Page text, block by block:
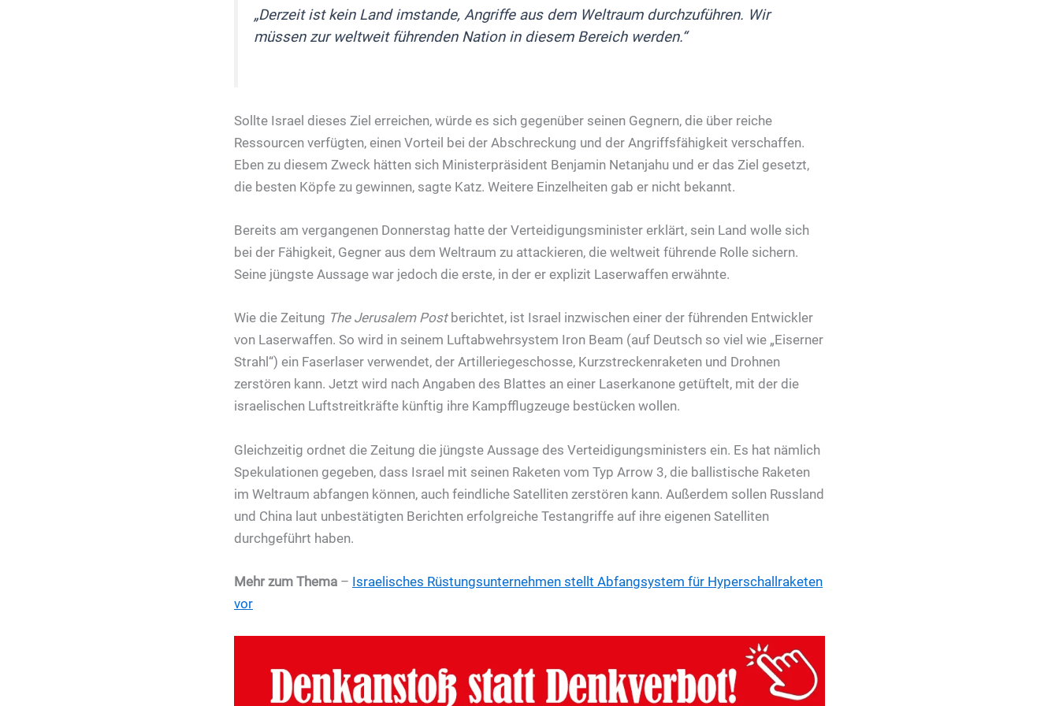
„Derzeit ist kein Land imstande, Angriffe aus dem Weltraum durchzuführen. Wir
müssen zur weltweit führenden Nation in diesem Bereich werden.“
Sollte Israel dieses Ziel erreichen, würde es sich gegenüber seinen Gegnern, die über reiche
Ressourcen verfügten, einen Vorteil bei der Abschreckung und der Angriffsfähigkeit verschaffen.
Eben zu diesem Zweck hätten sich Ministerpräsident Benjamin Netanjahu und er das Ziel gesetzt,
die besten Köpfe zu gewinnen, sagte Katz. Weitere Einzelheiten gab er nicht bekannt.
Bereits am vergangenen Donnerstag hatte der Verteidigungsminister erklärt, sein Land wolle sich
bei der Fähigkeit, Gegner aus dem Weltraum zu attackieren, die weltweit führende Rolle sichern.
Seine jüngste Aussage war jedoch die erste, in der er explizit Laserwaffen erwähnte.
Wie die Zeitung The Jerusalem Postberichtet, ist Israel inzwischen einer der führenden Entwickler
von Laserwaffen. So wird in seinem Luftabwehrsystem Iron Beam (auf Deutsch so viel wie „Eiserner
Strahl“) ein Faserlaser verwendet, der Artilleriegeschosse, Kurzstreckenraketen und Drohnen
zerstören kann. Jetzt wird nach Angaben des Blattes an einer Laserkanone getüftelt, mit der die
israelischen Luftstreitkräfte künftig ihre Kampfflugzeuge bestücken wollen.
Gleichzeitig ordnet die Zeitung die jüngste Aussage des Verteidigungsministers ein. Es hat nämlich
Spekulationen gegeben, dass Israel mit seinen Raketen vom Typ Arrow 3, die ballistische Raketen
im Weltraum abfangen können, auch feindliche Satelliten zerstören kann. Außerdem sollen Russland
und China laut unbestätigten Berichten erfolgreiche Testangriffe auf ihre eigenen Satelliten
durchgeführt haben.
Mehr zum Thema – Israelisches Rüstungsunternehmen stellt Abfangsystem für Hyperschallraketen
vor